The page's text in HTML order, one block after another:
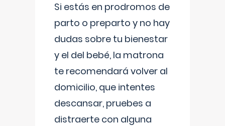
Si estás en prodromos de
parto o preparto y no hay
dudas sobre tu bienestar
y el del bebé, la matrona
te recomendará volver al
domicilio, que intentes
descansar, pruebes a
distraerte con alguna